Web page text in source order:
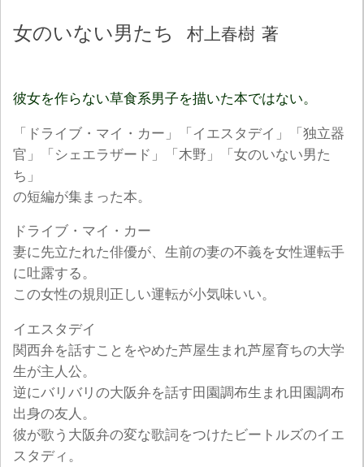
女のいない男たち 村上春樹 著
彼女を作らない草食系男子を描いた本ではない。
「ドライブ・マイ・カー」「イエスタデイ」「独立器
官」「シェエラザード」「木野」「女のいない男た
ち」
の短編が集まった本。
ドライブ・マイ・カー
妻に先立たれた俳優が、生前の妻の不義を女性運転手
に吐露する。
この女性の規則正しい運転が小気味いい。
イエスタデイ
関西弁を話すことをやめた芦屋生まれ芦屋育ちの大学
生が主人公。
逆にバリバリの大阪弁を話す田園調布生まれ田園調布
出身の友人。
彼が歌う大阪弁の変な歌詞をつけたビートルズのイエ
スタディ。